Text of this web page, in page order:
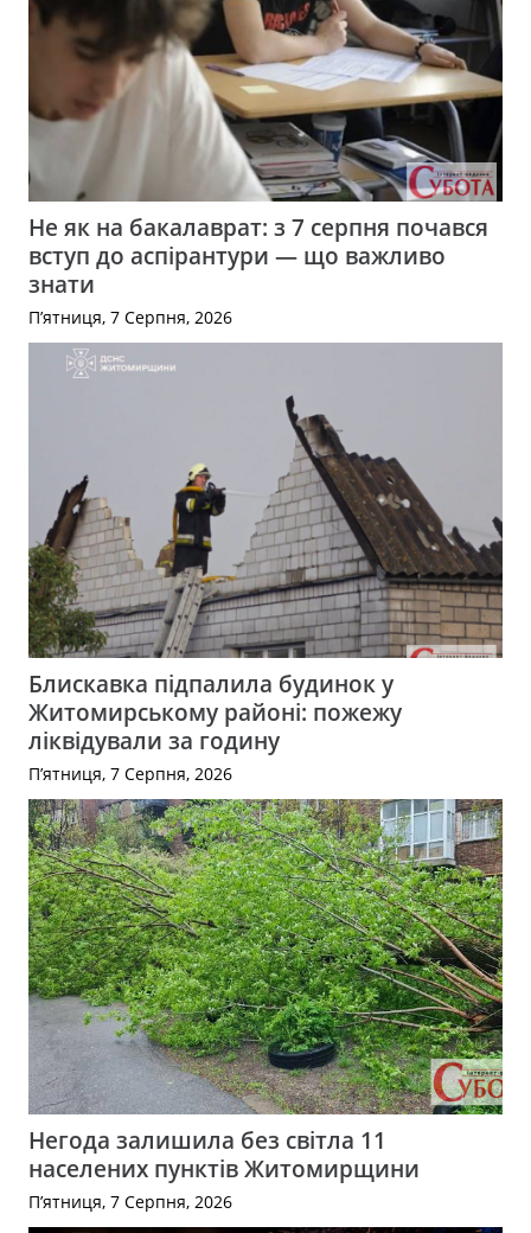
Не як на бакалаврат: з 7 серпня почався
вступ до аспірантури — що важливо
знати
П’ятниця, 7 Серпня, 2026
Блискавка підпалила будинок у
Житомирському районі: пожежу
ліквідували за годину
П’ятниця, 7 Серпня, 2026
Негода залишила без світла 11
населених пунктів Житомирщини
П’ятниця, 7 Серпня, 2026